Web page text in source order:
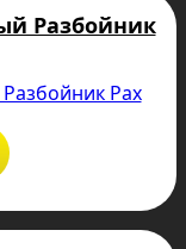
Разбойник